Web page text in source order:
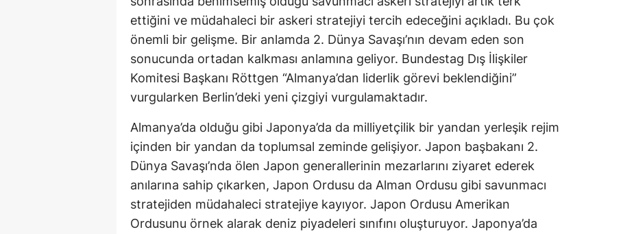
ettiğini ve müdahaleci bir askeri stratejiyi tercih edeceğini açıkladı. Bu çok
önemli bir gelişme. Bir anlamda 2. Dünya Savaşı’nın devam eden son
sonucunda ortadan kalkması anlamına geliyor. Bundestag Dış İlişkiler
Komitesi Başkanı Röttgen “Almanya’dan liderlik görevi beklendiğini”
vurgularken Berlin’deki yeni çizgiyi vurgulamaktadır.
Almanya’da olduğu gibi Japonya’da da milliyetçilik bir yandan yerleşik rejim
içinden bir yandan da toplumsal zeminde gelişiyor. Japon başbakanı 2.
Dünya Savaşı’nda ölen Japon generallerinin mezarlarını ziyaret ederek
anılarına sahip çıkarken, Japon Ordusu da Alman Ordusu gibi savunmacı
stratejiden müdahaleci stratejiye kayıyor. Japon Ordusu Amerikan
Ordusunu örnek alarak deniz piyadeleri sınıfını oluşturuyor. Japonya’da